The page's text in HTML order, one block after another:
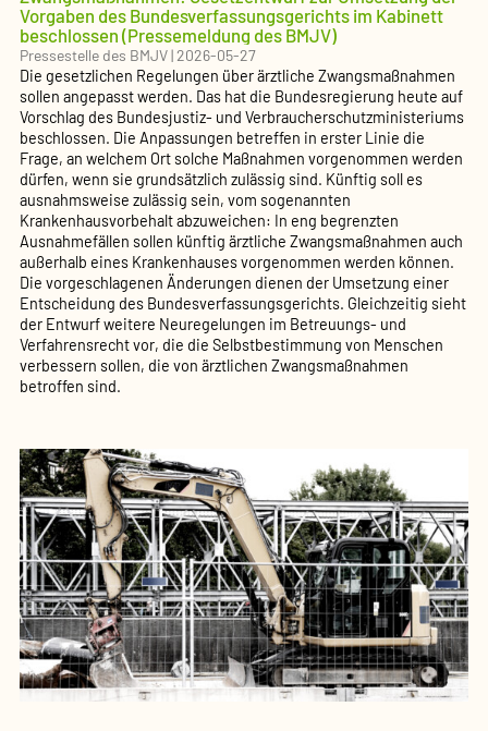
Vorgaben des Bundesverfassungsgerichts im Kabinett
beschlossen (Pressemeldung des BMJV)
Pressestelle des BMJV|2026-05-27
Die gesetzlichen Regelungen über ärztliche Zwangsmaßnahmen
sollen angepasst werden. Das hat die Bundesregierung heute auf
Vorschlag des Bundesjustiz- und Verbraucherschutzministeriums
beschlossen. Die Anpassungen betreffen in erster Linie die
Frage, an welchem Ort solche Maßnahmen vorgenommen werden
dürfen, wenn sie grundsätzlich zulässig sind. Künftig soll es
ausnahmsweise zulässig sein, vom sogenannten
Krankenhausvorbehalt abzuweichen: In eng begrenzten
Ausnahmefällen sollen künftig ärztliche Zwangsmaßnahmen auch
außerhalb eines Krankenhauses vorgenommen werden können.
Die vorgeschlagenen Änderungen dienen der Umsetzung einer
Entscheidung des Bundesverfassungsgerichts. Gleichzeitig sieht
der Entwurf weitere Neuregelungen im Betreuungs- und
Verfahrensrecht vor, die die Selbstbestimmung von Menschen
verbessern sollen, die von ärztlichen Zwangsmaßnahmen
betroffen sind.